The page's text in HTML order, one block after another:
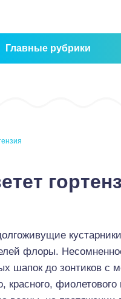
Главные рубрики
флоры.
шапок до зонтиков с
красного,